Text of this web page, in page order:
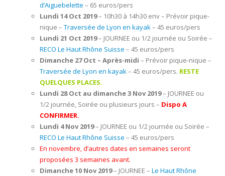
d’Aiguebelette – 65 euros/pers
Lundi 14 Oct 2019– 10h30 à 14h30 env – Prévoir pique-
nique –Traversée de Lyon en kayak– 45 euros/pers
Lundi 21 Oct 2019– JOURNEE ou 1/2 journée ou Soirée –
RECO Le Haut Rhône Suisse – 45 euros/pers
Dimanche 27 Oct – Après-midi – Prévoir pique-nique –
Traversée de Lyon en kayak– 45 euros/pers. RESTE
QUELQUES PLACES.
Lundi 28 Oct au dimanche 3 Nov 2019– JOURNEE ou
1/2 journée, Soirée ou plusieurs jours – Dispo A
CONFIRMER.
Lundi 4 Nov 2019– JOURNEE ou 1/2 journée ou Soirée –
RECO Le Haut Rhône Suisse – 45 euros/pers
En novembre, d’autres dates en semaines seront
proposées 3 semaines avant.
Dimanche 10 Nov 2019– JOURNEE –Le Haut Rhône